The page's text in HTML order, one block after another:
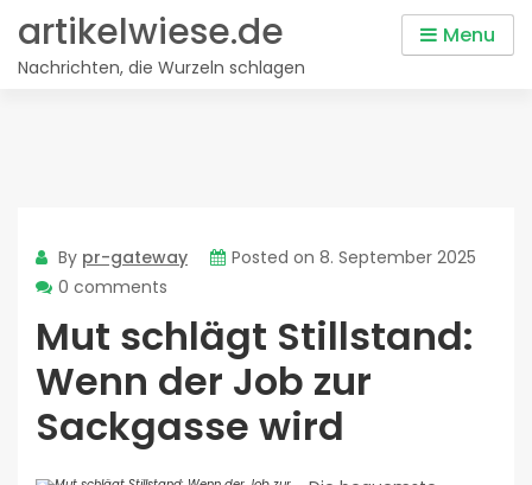
content
artikelwiese.de
Nachrichten, die Wurzeln schlagen
Menu
By pr-gateway Posted on 8. September 2025
0 comments
Mut schlägt Stillstand:
Wenn der Job zur
Sackgasse wird